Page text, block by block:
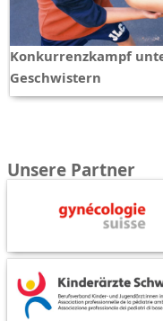
Konkurrenzkampf
Geschwistern
Unsere Partner